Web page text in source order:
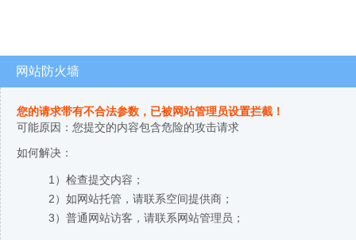
网站防火墙
您的请求带有不合法参数，已被网站管理员设置拦截！
可能原因：您提交的内容包含危险的攻击请求
如何解决：
1）检查提交内容；
2）如网站托管，请联系空间提供商；
3）普通网站访客，请联系网站管理员；